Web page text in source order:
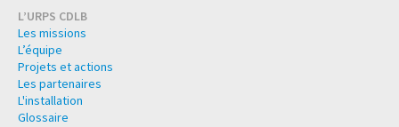
L’URPS CDLB
Les missions
L’équipe
Projets et actions
Les partenaires
L'installation
Glossaire